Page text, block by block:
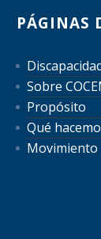
PÁGINAS
Sobre
Propósito
Qué
Movimiento